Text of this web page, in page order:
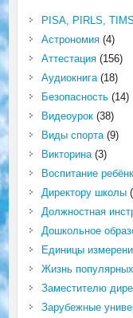
PISA, PIRLS,
Астрономия(4)
Аттестация(156)
Аудиокнига(18)
Безопасность(14)
Видеоурок(38)
Виды спорта(9)
Викторина(3)
Воспитание
Директору школы
Должностная
Дошкольное
Единицы
Жизнь
Заместителю
Зарубежные